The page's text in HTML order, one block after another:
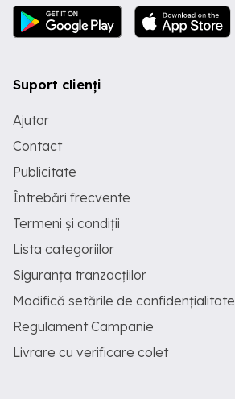
Suport clienți
Ajutor
Contact
Publicitate
Întrebări frecvente
Termeni și condiții
Lista categoriilor
Siguranța tranzacțiilor
Modifică setările de confidențialitate
Regulament Campanie
Livrare cu verificare colet